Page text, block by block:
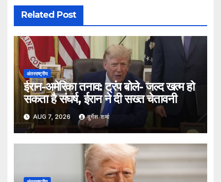
Related Post
अंतरराष्ट्रीय
ईरान-अमेरिका तनाव: ट्रंप बोले- जल्द खत्म हो
सकता है संघर्ष, ईरान ने दी सख्त चेतावनी
AUG 7, 2026 दुर्गेश शर्मा